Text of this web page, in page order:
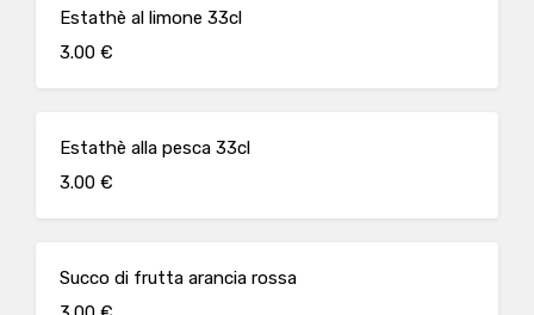
Estathè al limone 33cl
3.00 €
Estathè alla pesca 33cl
3.00 €
Succo di frutta arancia rossa